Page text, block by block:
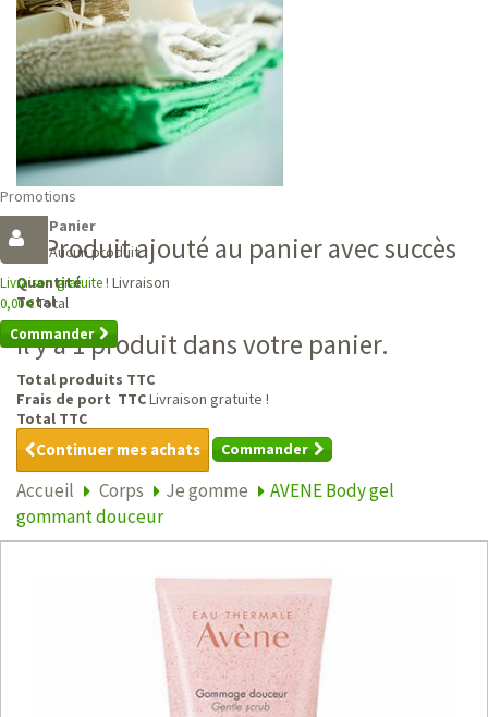
Promotions
Panier
Aucun produit
Livraison gratuite ! Livraison
0,00 €Total
Commander
Produit ajouté au panier avec succès
Quantité
Total
Il y a 1 produit dans votre panier.
Total produits TTC
Frais de port TTCLivraison gratuite !
Total TTC
Continuer mes achats Commander
Accueil Corps Je gomme
AVENE Body gel
gommant douceur